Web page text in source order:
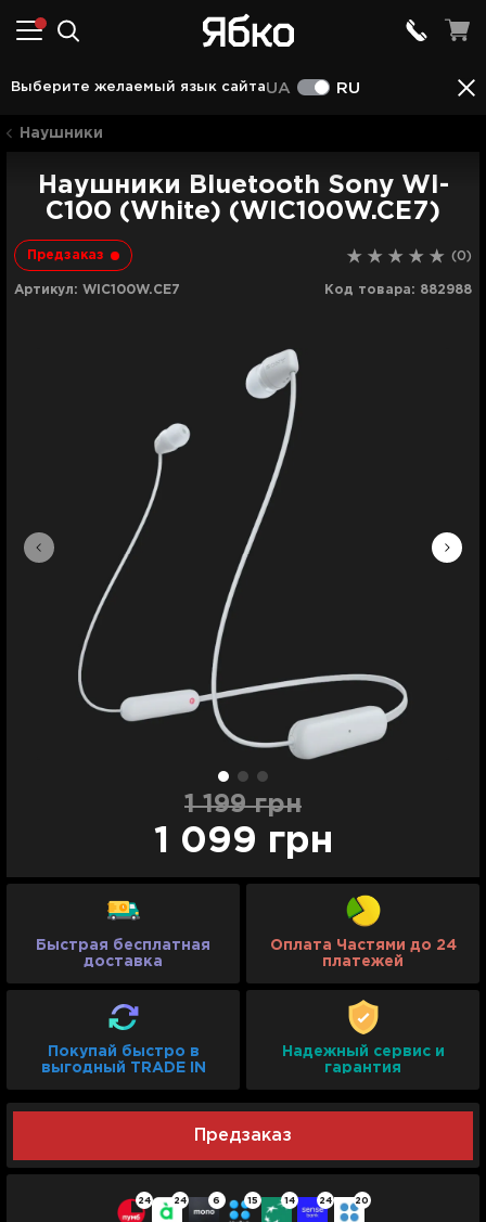
Выберите желаемый язык сайтаUA RU
Описание Характеристики Отзывы (0)
Наушники
Наушники Bluetooth Sony WI-
C100 (White) (WIC100W.CE7)
Предзаказ
Код товара: 882988
Артикул: WIC100W.CE7
(0)
1 199 грн
1 099 грн
Быстрая бесплатная
доставка
Оплата Частями до 24
платежей
Покупай быстро в
выгодный TRADE IN
Надежный сервис и
гарантия
Предзаказ
24 24 6 15 14 24 20